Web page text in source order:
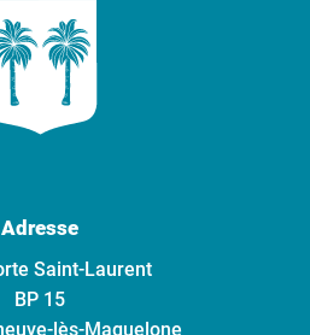
Adresse
Saint-Laurent
BP 15
lès-Maguelone